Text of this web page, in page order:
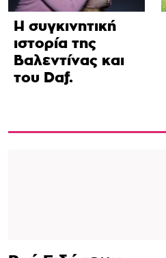
Η συγκινητική
ιστορία της
Βαλεντίνας και
του Daf.